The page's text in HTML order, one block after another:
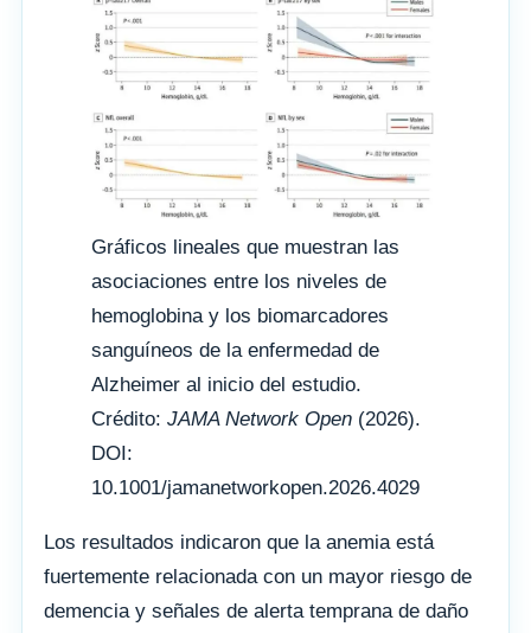
Gráficos lineales que muestran las
asociaciones entre los niveles de
hemoglobina y los biomarcadores
sanguíneos de la enfermedad de
Alzheimer al inicio del estudio.
Crédito: JAMA Network Open (2026).
DOI:
10.1001/jamanetworkopen.2026.4029
Los resultados indicaron que la anemia está
fuertemente relacionada con un mayor riesgo de
demencia y señales de alerta temprana de daño